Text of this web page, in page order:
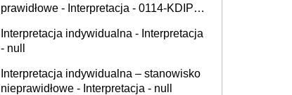
prawidłowe - Interpretacja - 0114-KDIP1-
Interpretacja indywidualna - Interpretacja
- null
Interpretacja indywidualna – stanowisko
nieprawidłowe - Interpretacja - null